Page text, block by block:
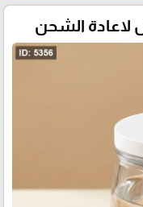
لاعادة الشحن